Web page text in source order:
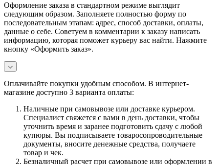
Оформление заказа в стандартном режиме выглядит
следующим образом. Заполняете полностью форму по
последовательным этапам: адрес, способ доставки, оплаты,
данные о себе. Советуем в комментарии к заказу написать
информацию, которая поможет курьеру вас найти. Нажмите
кнопку «Оформить заказ».
Оплачивайте покупки удобным способом. В интернет-
магазине доступно 3 варианта оплаты:
Наличные при самовывозе или доставке курьером.
Специалист свяжется с вами в день доставки, чтобы
уточнить время и заранее подготовить сдачу с любой
купюры. Вы подписываете товаросопроводительные
документы, вносите денежные средства, получаете
товар и чек.
Безналичный расчет при самовывозе или оформлении в